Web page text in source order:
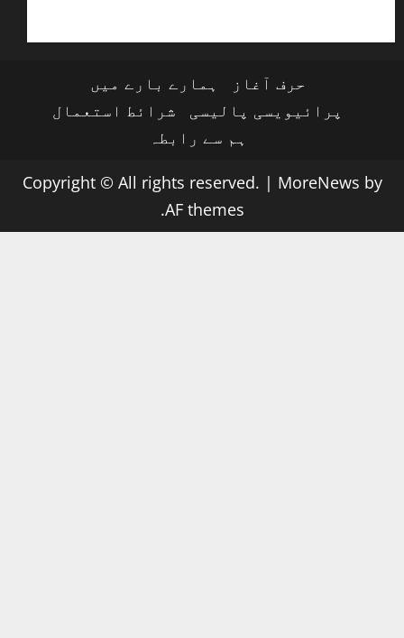
حرف آغاز
ہمارے بارے میں
پرائیویسی پالیسی
شرائط استعمال
ہم سے رابطہ
Copyright © All rights reserved. | MoreNews by
AF themes.